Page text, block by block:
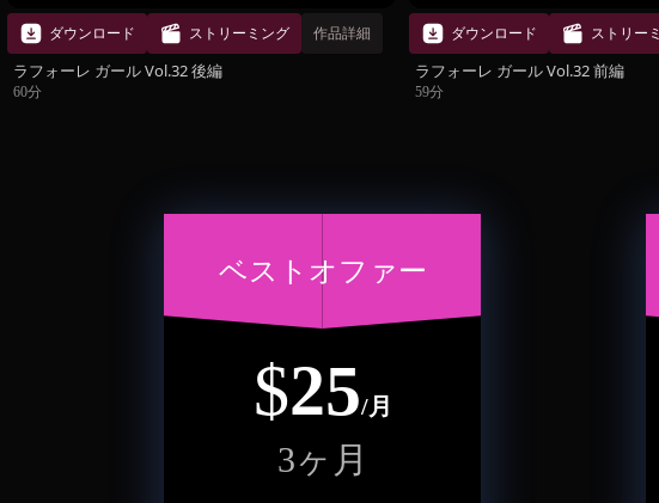
ダウンロード ストリーミング 作品詳細
ラフォーレ ガール Vol.32 後編
60分
ダウンロード ストリー
ラフォーレ ガール Vol.32 前編
59分
ベストオファー
$25/月
3ヶ月